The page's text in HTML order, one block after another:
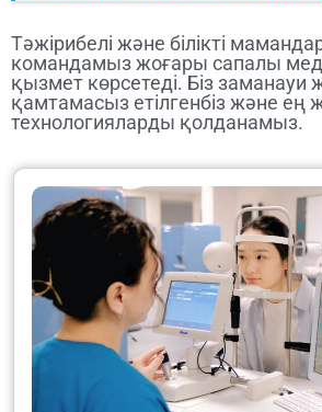
Тәжірибелі және білікті
командамыз жоғары сапалы
қызмет көрсетеді. Біз
қамтамасыз етілгенбіз және ең
технологияларды қолданамыз.